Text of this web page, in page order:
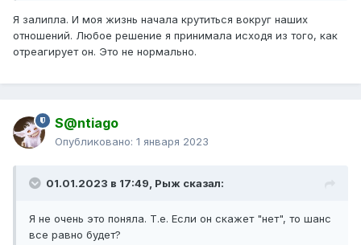
Я залипла. И моя жизнь начала крутиться вокруг наших
отношений. Любое решение я принимала исходя из того, как
отреагирует он. Это не нормально.
S@ntiago
Опубликовано: 1 января 2023
01.01.2023 в 17:49, Рыж сказал:
Я не очень это поняла. Т.е. Если он скажет "нет", то шанс
все равно будет?